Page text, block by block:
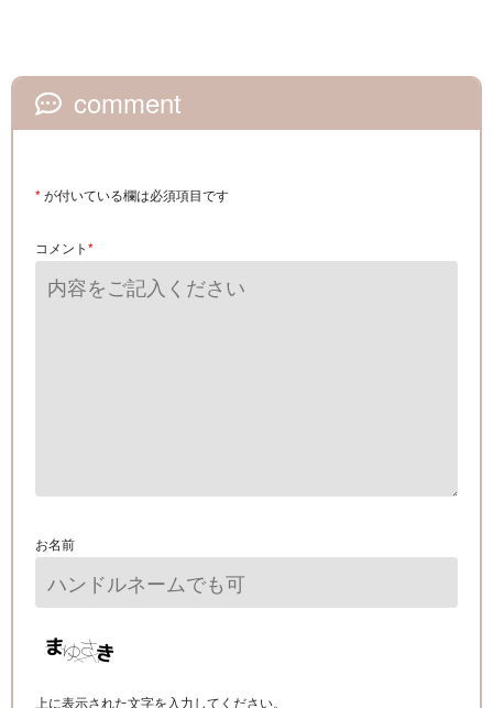
comment
* が付いている欄は必須項目です
コメント*
お名前
上に表示された文字を入力してください。